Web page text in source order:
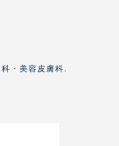
・美容皮膚科.